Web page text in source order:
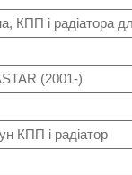
КПП і радіатора
(2001-)
КПП і радіатор